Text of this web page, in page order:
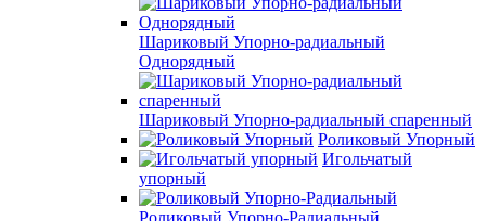
Шариковый Упорно-радиальный
Однорядный
Шариковый Упорно-радиальный спаренный
Роликовый Упорный
Игольчатый
упорный
Роликовый Упорно-Радиальный